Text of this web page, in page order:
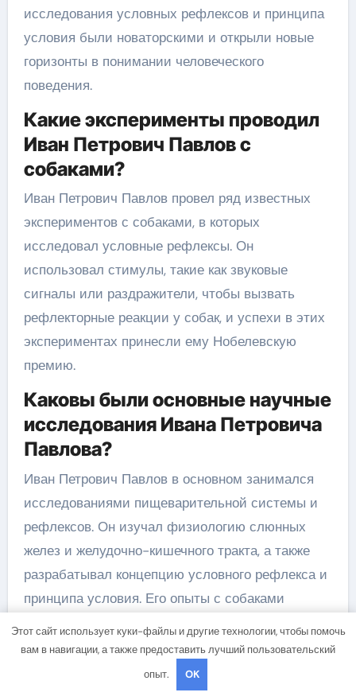
исследования условных рефлексов и принципа
условия были новаторскими и открыли новые
горизонты в понимании человеческого
поведения.
Какие эксперименты проводил
Иван Петрович Павлов с
собаками?
Иван Петрович Павлов провел ряд известных
экспериментов с собаками, в которых
исследовал условные рефлексы. Он
использовал стимулы, такие как звуковые
сигналы или раздражители, чтобы вызвать
рефлекторные реакции у собак, и успехи в этих
экспериментах принесли ему Нобелевскую
премию.
Каковы были основные научные
исследования Ивана Петровича
Павлова?
Иван Петрович Павлов в основном занимался
исследованиями пищеварительной системы и
рефлексов. Он изучал физиологию слюнных
желез и желудочно-кишечного тракта, а также
разрабатывал концепцию условного рефлекса и
принципа условия. Его опыты с собаками
мышления.
Какие достижения имеет Иван
Этот сайт использует куки-файлы и другие технологии, чтобы помочь
вам в навигации, а также предоставить лучший пользовательский
опыт.
OK